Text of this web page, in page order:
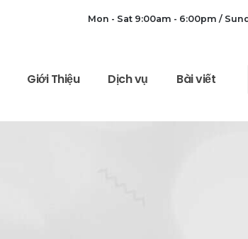
Mon - Sat 9:00am - 6:00pm /
Giới Thiệu Dịch vụ Bài viết